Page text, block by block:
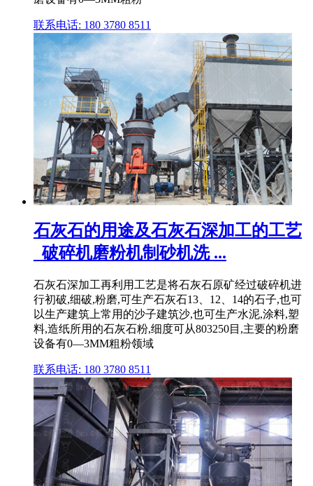
联系电话: 180 3780 8511
石灰石的用途及石灰石深加工的工艺
_破碎机磨粉机制砂机洗 ...
石灰石深加工再利用工艺是将石灰石原矿经过破碎机进
行初破,细破,粉磨,可生产石灰石13、12、14的石子,也可
以生产建筑上常用的沙子建筑沙,也可生产水泥,涂料,塑
料,造纸所用的石灰石粉,细度可从803250目,主要的粉磨
设备有0—3MM粗粉领域
联系电话: 180 3780 8511